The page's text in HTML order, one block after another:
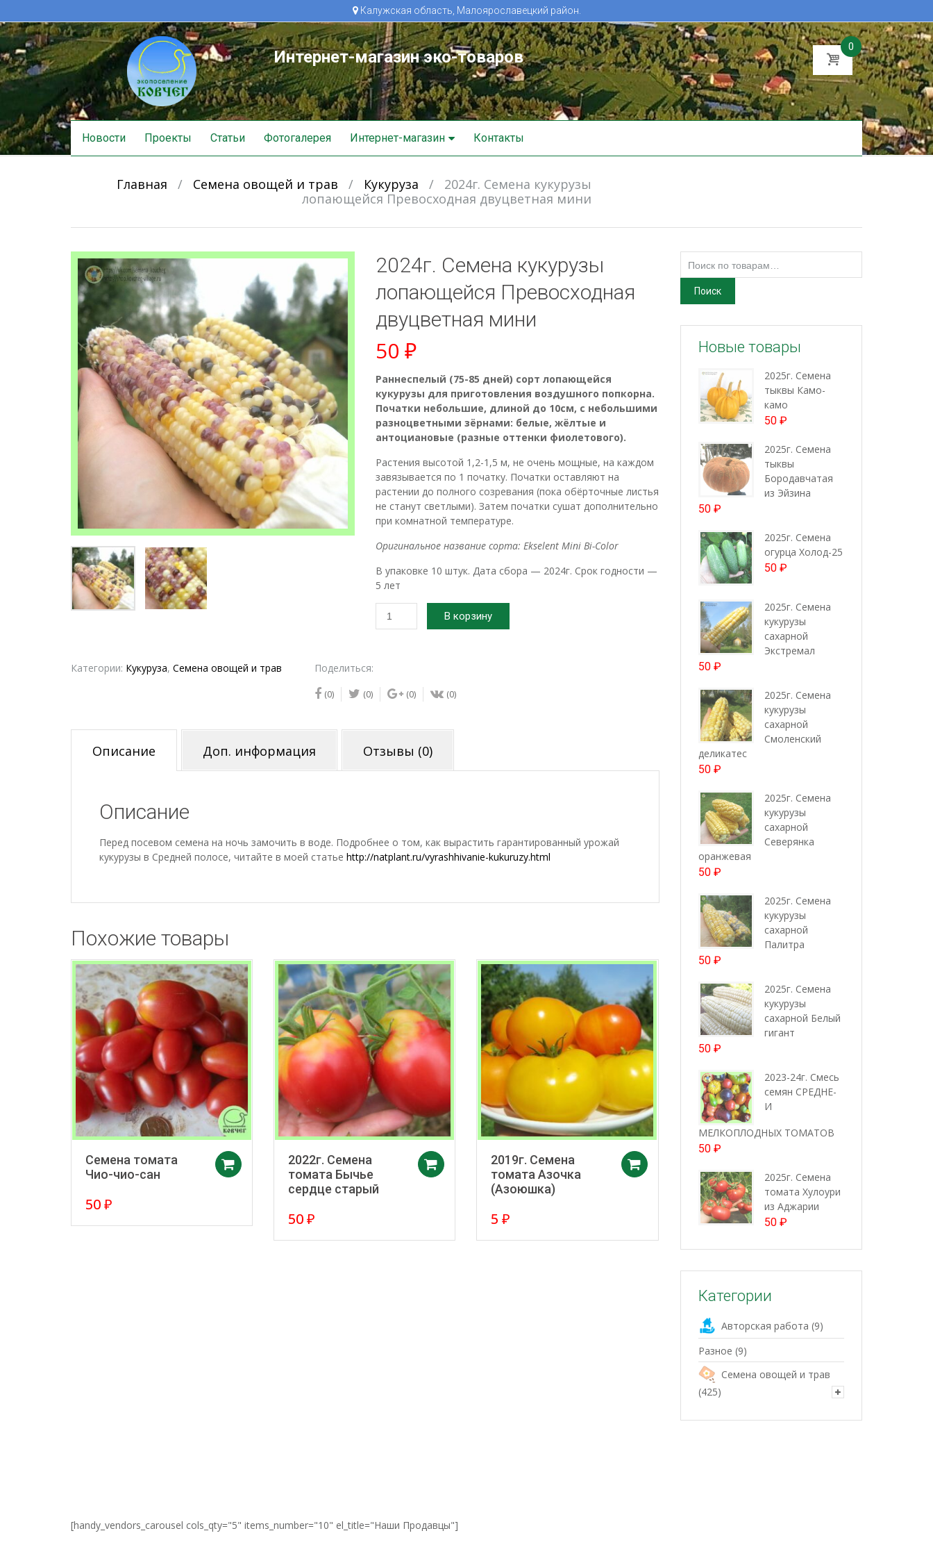
Калужская область, Малоярославецкий район.
Интернет-магазин эко-товаров
0
Skip
to
content
Новости Проекты Статьи Фотогалерея Интернет-магазин Контакты
Главная / Семена овощей и трав / Кукуруза /
2024г. Семена кукурузы
лопающейся Превосходная двуцветная мини
2024г. Семена кукурузы
лопающейся Превосходная
двуцветная мини
50 ₽
Раннеспелый (75-85 дней) сорт лопающейся
кукурузы для приготовления воздушного попкорна.
Початки небольшие, длиной до 10см, с небольшими
разноцветными зёрнами: белые, жёлтые и
антоциановые (разные оттенки фиолетового).
Растения высотой 1,2-1,5 м, не очень мощные, на каждом
завязывается по 1 початку. Початки оставляют на
растении до полного созревания (пока обёрточные листья
не станут светлыми). Затем початки сушат дополнительно
при комнатной температуре.
Оригинальное название сорта: Ekselent Mini Bi-Color
В упаковке 10 штук. Дата сбора — 2024г. Срок годности —
5 лет
Количество
Превосходная
мини
В корзину
Категории: Кукуруза, Семена овощей и трав Поделиться:
(0) (0) (0) (0)
Описание Доп. информация Отзывы (0)
Описание
Перед посевом семена на ночь замочить в воде. Подробнее о том, как вырастить гарантированный урожай
кукурузы в Средней полосе, читайте в моей статье http://natplant.ru/vyrashhivanie-kukuruzy.html
Похожие товары
Семена томата
Чио-чио-сан
50₽
Добавить в корзину
2022г. Семена
томата Бычье
сердце старый
50₽
Добавить в корзину
2019г. Семена
томата Азочка
(Азоюшка)
5₽
Поиск
Новые товары
2025г. Семена
тыквы Камо-
камо
50 ₽
2025г. Семена
тыквы
Бородавчатая
из Эйзина
50 ₽
2025г. Семена
огурца Холод-25
50 ₽
2025г. Семена
кукурузы
сахарной
Экстремал
50 ₽
2025г. Семена
кукурузы
сахарной
Смоленский
деликатес
50 ₽
2025г. Семена
кукурузы
сахарной
Северянка
оранжевая
50 ₽
2025г. Семена
кукурузы
сахарной
Палитра
50 ₽
2025г. Семена
кукурузы
сахарной Белый
гигант
50 ₽
2023-24г. Смесь
семян СРЕДНЕ-
И
МЕЛКОПЛОДНЫХ ТОМАТОВ
50 ₽
2025г. Семена
томата Хулоури
из Аджарии
50 ₽
Категории
Авторская работа (9)
Разное (9)
Семена овощей и трав
(425)
[handy_vendors_carousel cols_qty="5" items_number="10" el_title="Наши Продавцы"]